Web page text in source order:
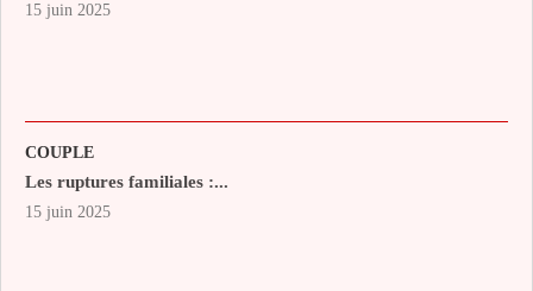
15 juin 2025
COUPLE
Les ruptures familiales :...
15 juin 2025